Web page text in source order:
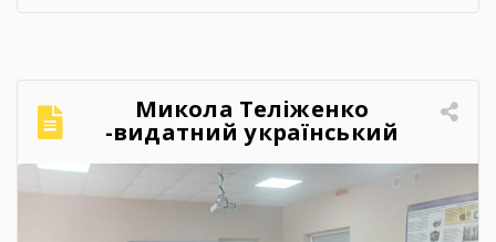
Микола Теліженко
-видатний український
художник, графік,
скульптор, майстер
декоративно-ужиткового
мистецтва